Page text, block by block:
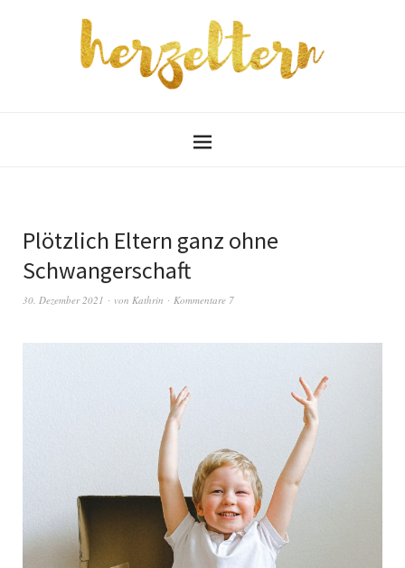
Plötzlich Eltern ganz ohne
Schwangerschaft
30. Dezember 2021 von Kathrin Kommentare 7